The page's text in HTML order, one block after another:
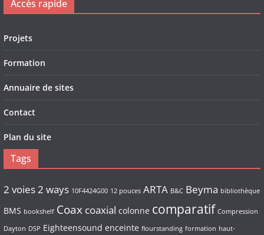
Accès rapide
Projets
Formation
Annuaire de sites
Contact
Plan du site
Tags
2 voies2 ways 10F4424G00 12 pouces ARTA B&C Beyma bibliothèque
BMS bookshelf Coax coaxial colonne comparatif Compression
Dayton DSP Eighteensound enceinte flourstanding formation haut-